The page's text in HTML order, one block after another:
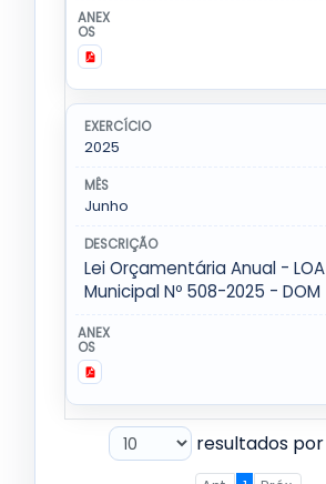
2025
Junho
Lei Orçamentária Anual -
Municipal Nº 508-2025 - DOM
resultados